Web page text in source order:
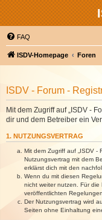
FAQ
ISDV-Homepage Foren
ISDV - Forum -
Mit dem Zugriff auf „ISDV -
dir und dem Betreiber ein
1. NUTZUNGSVERTRAG
Mit dem Zugriff auf „ISDV -
Nutzungsvertrag mit dem
erklärst dich mit den
Wenn du mit diesen
nicht weiter nutzen. Für
veröffentlichten Regelungen.
Der Nutzungsvertrag wird
Seiten ohne Einhaltung